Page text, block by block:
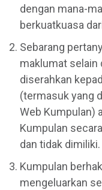
dengan mana-
berkuatkuasa
Sebarang
maklumat selain
diserahkan
(termasuk yang
Web Kumpulan)
Kumpulan
dan tidak dimiliki.
Kumpulan
mengeluarkan